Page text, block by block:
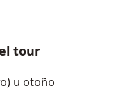
tour
u otoño